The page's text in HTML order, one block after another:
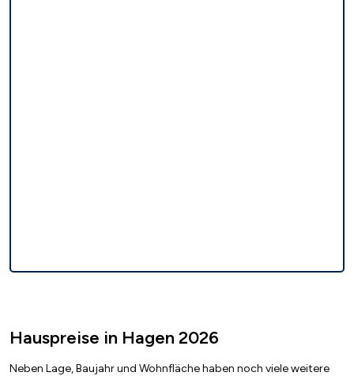
Hauspreise in Hagen 2026
Neben Lage, Baujahr und Wohnfläche haben noch viele weitere